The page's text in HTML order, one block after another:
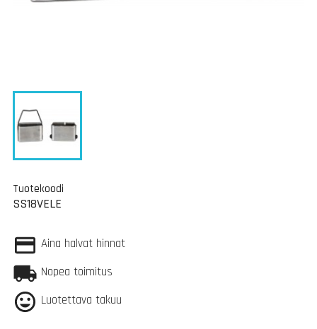
Tuotekoodi
SS18VELE
Aina halvat hinnat
Nopea toimitus
Luotettava takuu